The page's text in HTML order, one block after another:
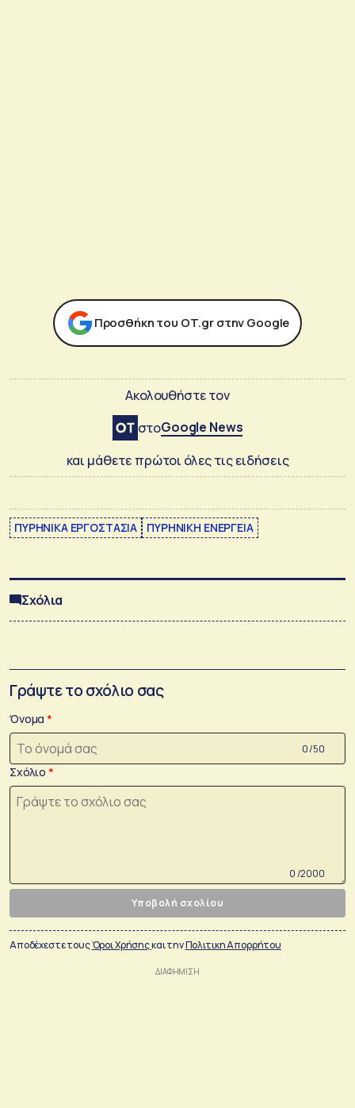
Προσθήκη του ΟΤ.gr στην Google
Ακολουθήστε τον
στοGoogle News
και μάθετε πρώτοι όλες τις ειδήσεις
ΠΥΡΗΝΙΚΑ ΕΡΓΟΣΤΑΣΙΑ ΠΥΡΗΝΙΚΗ ΕΝΕΡΓΕΙΑ
Σχόλια
Γράψτε το σχόλιο σας
Όνομα
0 /50
Σχόλιο
0 /2000
Υποβολή σχολίου
Αποδέχεστε τουςΌροι Χρήσηςκαι τηνΠολιτικη Απορρήτου